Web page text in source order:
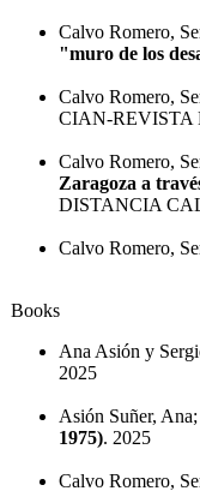
Calvo Romero,
"muro de los
Calvo Romero,
CIAN-REVISTA
Calvo Romero,
Zaragoza a
DISTANCIA
Calvo Romero,
Books
Ana Asión y
2025
Asión Suñer,
1975). 2025
Calvo Romero,